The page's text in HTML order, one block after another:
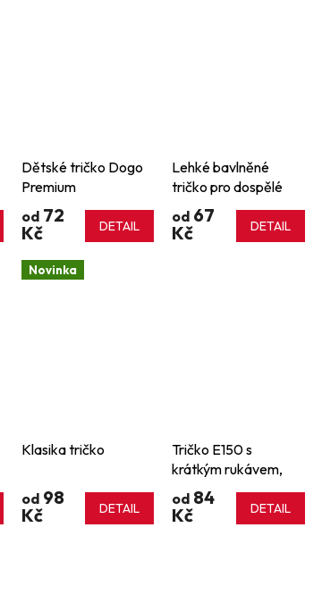
Dětské tričko Dogo
Premium
od72
Kč
DETAIL
Lehké bavlněné
tričko pro dospělé
od 67
Kč
DETAIL
Novinka
Klasika tričko
od98
Kč
DETAIL
Tričko E150 s
krátkým rukávem,
150 g/m2, B&C
od 84
Kč
DETAIL